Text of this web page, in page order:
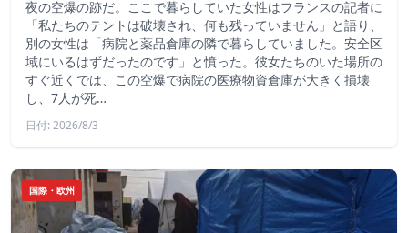
夜の空爆の跡だ。ここで暮らしていた女性はフランスの記者に
「私たちのテントは破壊され、何も残っていません」と語り、
別の女性は「病院と薬品倉庫の隣で暮らしていました。安全区
域にいるはずだったのです」と憤った。彼女たちのいた場所の
すぐ近くでは、この空爆で病院の医療物資倉庫が大きく損壊
し、7人が死…
日付: 2026/8/3
国際・欧州